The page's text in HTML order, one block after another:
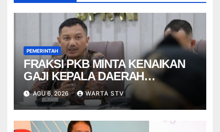
PEMERINTAH
FRAKSI PKB MINTA KENAIKAN
GAJI KEPALA DAERAH
BERBASIS KINERJA
AGU 6, 2026 WARTA STV